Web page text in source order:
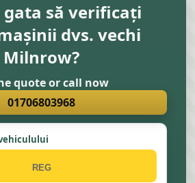
gata să verificați
dvs. vechi
Milnrow?
quote or call now
01706803968